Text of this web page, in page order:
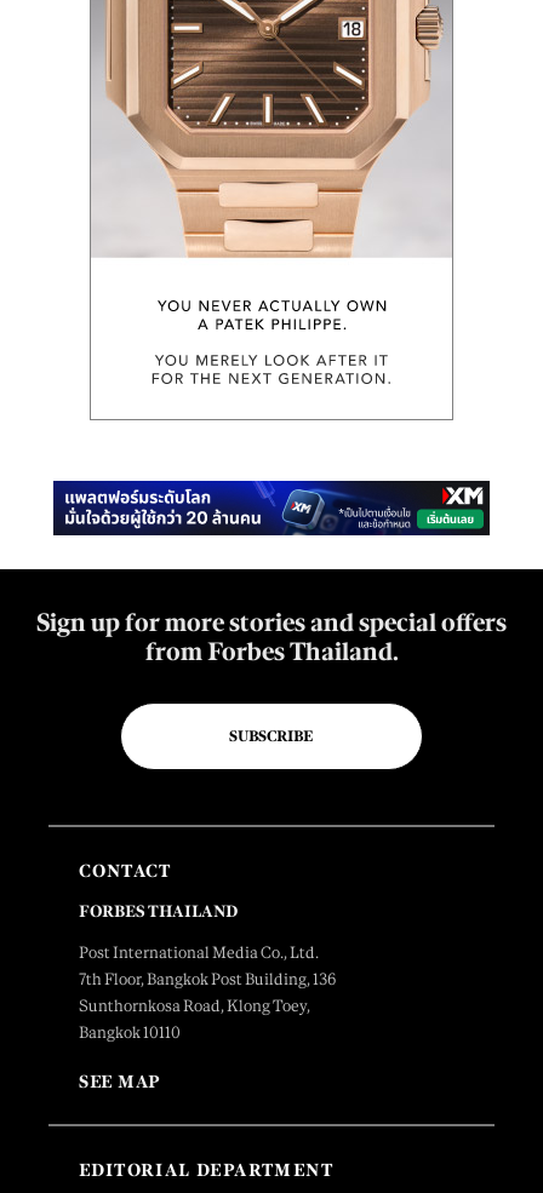
Sign up for more stories and special offers
from Forbes Thailand.
SUBSCRIBE
CONTACT
FORBES THAILAND
Post International Media Co., Ltd.
7th Floor, Bangkok Post Building, 136
Sunthornkosa Road, Klong Toey,
Bangkok 10110
SEE MAP
EDITORIAL DEPARTMENT